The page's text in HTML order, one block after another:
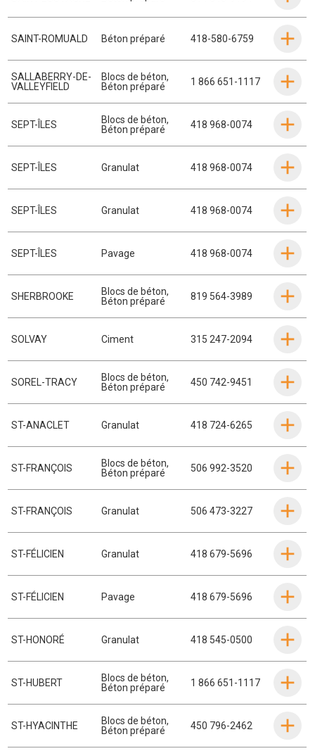
SAINT-ROMUALD Béton préparé 418-580-6759
SALLABERRY-DE-
VALLEYFIELD
Blocs de béton,
Béton préparé
1 866 651-1117
SEPT-ÎLES Blocs de béton,
Béton préparé
418 968-0074
SEPT-ÎLES Granulat 418 968-0074
SEPT-ÎLES Granulat 418 968-0074
SEPT-ÎLES Pavage 418 968-0074
SHERBROOKE Blocs de béton,
Béton préparé
819 564-3989
SOLVAY Ciment 315 247-2094
SOREL-TRACY Blocs de béton,
Béton préparé
450 742-9451
ST-ANACLET Granulat 418 724-6265
ST-FRANÇOIS Blocs de béton,
Béton préparé
506 992-3520
ST-FRANÇOIS Granulat 506 473-3227
ST-FÉLICIEN Granulat 418 679-5696
ST-FÉLICIEN Pavage 418 679-5696
ST-HONORÉ Granulat 418 545-0500
ST-HUBERT Blocs de béton,
Béton préparé
1 866 651-1117
ST-HYACINTHE Blocs de béton,
Béton préparé
450 796-2462